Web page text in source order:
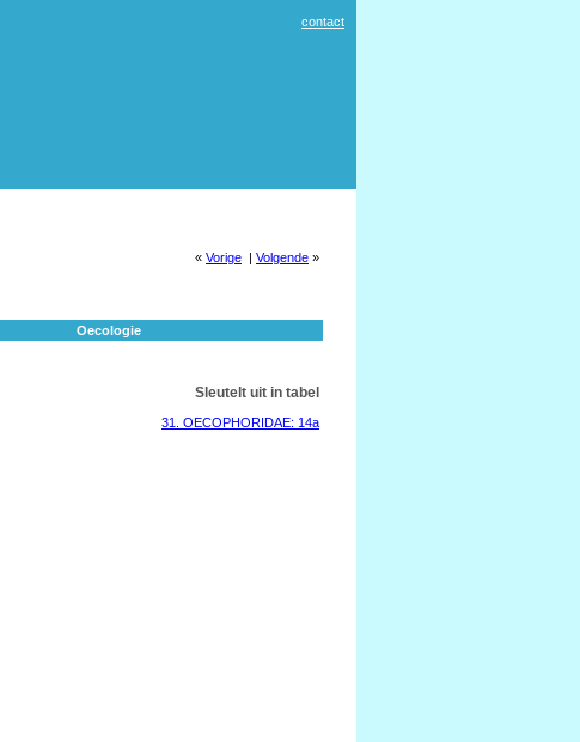
contact
« Vorige | Volgende »
Oecologie
Sleutelt uit in tabel
31. OECOPHORIDAE: 14a